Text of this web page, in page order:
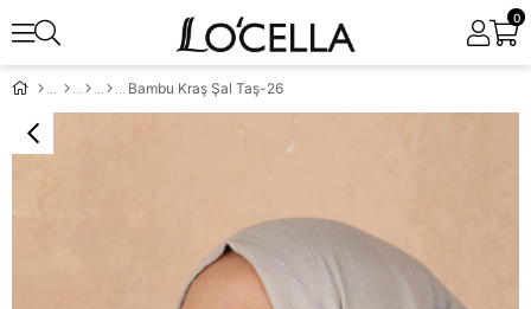
0
Bambu Kraş Şal Taş-26